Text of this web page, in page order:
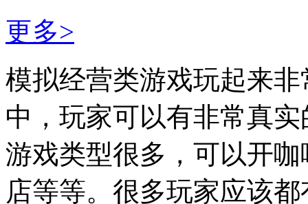
更多>
模拟经营类游戏玩起来
中，玩家可以有非常真
游戏类型很多，可以开
店等等。很多玩家应该